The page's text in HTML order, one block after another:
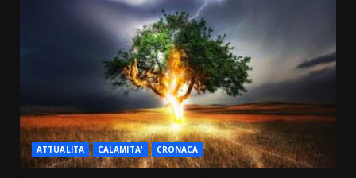
ATTUALITA CALAMITA' CRONACA